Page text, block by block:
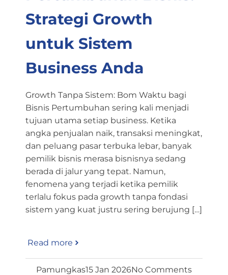
Strategi Growth
untuk Sistem
Business Anda
Growth Tanpa Sistem: Bom Waktu bagi
Bisnis Pertumbuhan sering kali menjadi
tujuan utama setiap business. Ketika
angka penjualan naik, transaksi meningkat,
dan peluang pasar terbuka lebar, banyak
pemilik bisnis merasa bisnisnya sedang
berada di jalur yang tepat. Namun,
fenomena yang terjadi ketika pemilik
terlalu fokus pada growth tanpa fondasi
sistem yang kuat justru sering berujung […]
Read more
Pamungkas15 Jan 2026No Comments